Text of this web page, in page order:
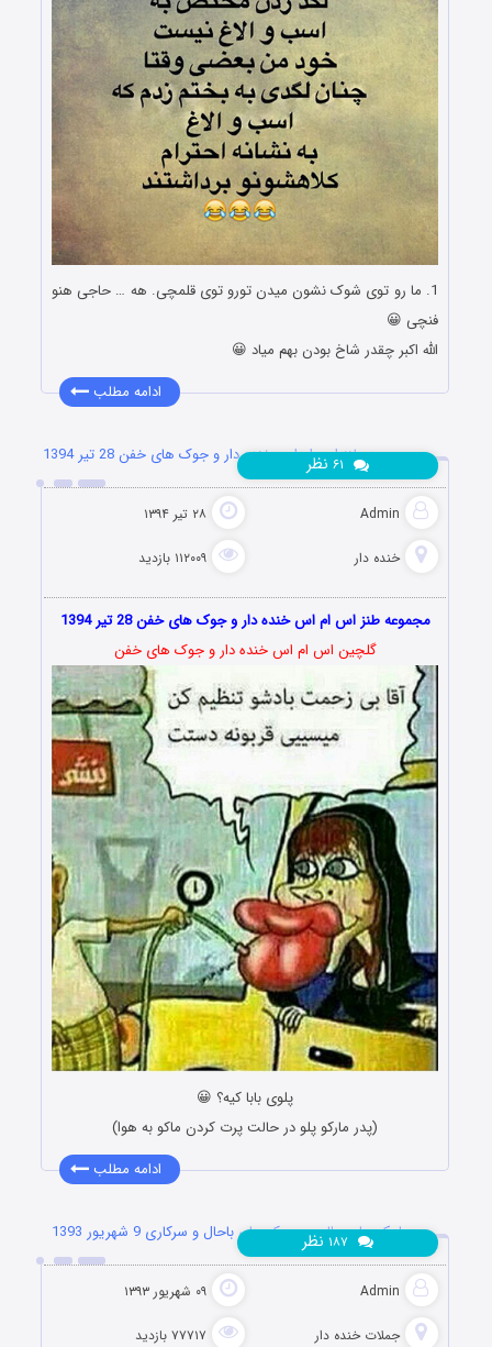
1. ما رو توی شوک نشون میدن تورو توی قلمچی. هه … حاجی هنو
فنچی 😀
الله اکبر چقدر شاخ بودن بهم میاد 😀
ادامه مطلب
مجموعه طنز اس ام اس خنده دار و جوک های خفن 28 تیر 1394
Admin ۲۸ تیر ۱۳۹۴
خنده دار ۱۱۲۰۰۹ بازدید
نظر
مجموعه طنز اس ام اس خنده دار و جوک های خفن 28 تیر 1394
گلچین اس ام اس خنده دار و جوک های خفن
پلوی بابا کیه؟ 😀
(پدر مارکو پلو در حالت پرت کردن ماکو به هوا)
ادامه مطلب
پیامک های جالب و جوک های باحال و سرکاری 9 شهریور 1393
Admin ۰۹ شهریور ۱۳۹۳
جملات خنده دار ۷۷۷۱۷ بازدید
نظر